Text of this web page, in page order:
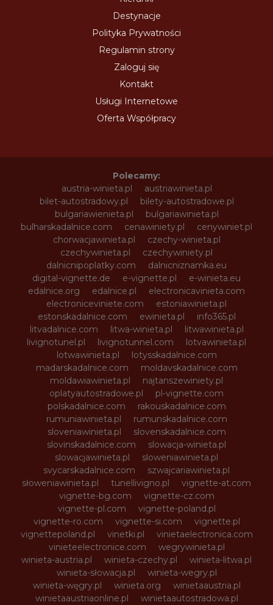
Destynacje
Polityka Prywatności
Regulamin strony
Zaloguj się
Kontakt
Usługi Internetowe
Oferta Współpracy
Polecamy:
austria-winieta.pl
austriawinieta.pl
bilet-autostradowy.pl
bilety-autostradowe.pl
bulgariawienieta.pl
bulgariawinieta.pl
bulharskadalnice.com
cenawiniety.pl
cenywiniet.pl
chorwacjawinieta.pl
czechy-winieta.pl
czechywinieta.pl
czechywiniety.pl
dalnicnipoplatky.com
dalnicniznamka.eu
digital-vignette.de
e-vignette.pl
e-winieta.eu
edalnice.org
edalnice.pl
electronicavinieta.com
electroniceviniete.com
estoniawinieta.pl
estonskadalnice.com
ewinieta.pl
info365.pl
litvadalnice.com
litwa-winieta.pl
litwawinieta.pl
livignotunel.pl
livignotunnel.com
lotvawinieta.pl
lotwawinieta.pl
lotysskadalnice.com
madarskadalnice.com
moldavskadalnice.com
moldawiawinieta.pl
najtanszewiniety.pl
oplatyautostradowe.pl
pl-vignette.com
polskadalnice.com
rakouskadalnice.com
rumuniawinieta.pl
rumunskadalnice.com
sloveniawinieta.pl
slovenskadalnice.com
slovinskadalnice.com
slowacja-winieta.pl
slowacjawinieta.pl
sloweniawinieta.pl
svycarskadalnice.com
szwajcariawinieta.pl
słoweniawinieta.pl
tunellivigno.pl
vignette-at.com
vignette-bg.com
vignette-cz.com
vignette-pl.com
vignette-poland.pl
vignette-ro.com
vignette-si.com
vignette.pl
vignettepoland.pl
vinetki.pl
vinietaelectronica.com
vinieteelectronice.com
wegrywinieta.pl
winieta-austria.pl
winieta-czechy.pl
winieta-litwa.pl
winieta-słowacja.pl
winieta-wegry.pl
winieta-węgry.pl
winieta.org
winietaaustria.pl
winietaaustriaonline.pl
winietaautostradowa.pl